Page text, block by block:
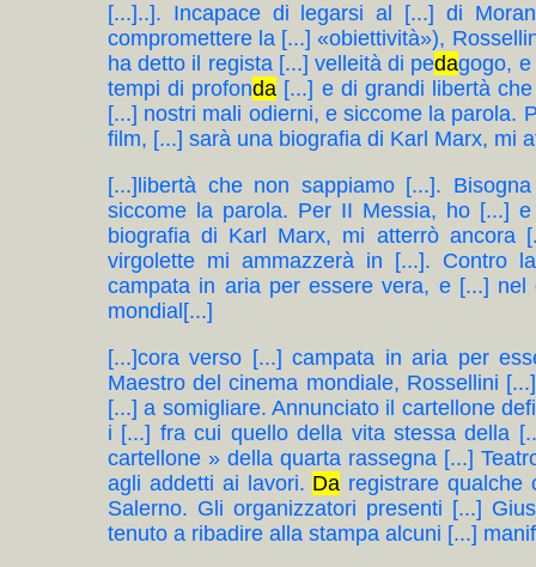
[...]..]. Incapace di legarsi al [...] di
compromettere la [...] «obiettività»),
ha detto il regista [...] velleità di pedagogo,
tempi di profonda [...] e di grandi libertà
[...] nostri mali odierni, e siccome la parola.
film, [...] sarà una biografia di Karl Marx, mi
[...]libertà che non sappiamo [...].
siccome la parola. Per II Messia, ho [...]
biografia di Karl Marx, mi atterrò ancora
virgolette mi ammazzerà in [...]. Contro
campata in aria per essere vera, e [...]
mondial[...]
[...]cora verso [...] campata in aria per
Maestro del cinema mondiale, Rossellini
[...] a somigliare. Annunciato il cartellone
i [...] fra cui quello della vita stessa della
cartellone » della quarta rassegna [...]
agli addetti ai lavori. Da registrare qualche
Salerno. Gli organizzatori presenti [...]
tenuto a ribadire alla stampa alcuni [...]